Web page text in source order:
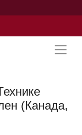
Персоналии
История
(Канада,